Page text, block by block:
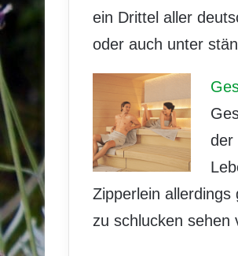
ein Drittel aller
oder auch unter
der
Zipperlein
zu schlucken sehen